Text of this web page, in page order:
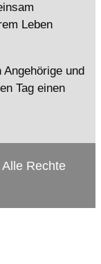
Leben
Angehörige und
Tag einen
Rechte